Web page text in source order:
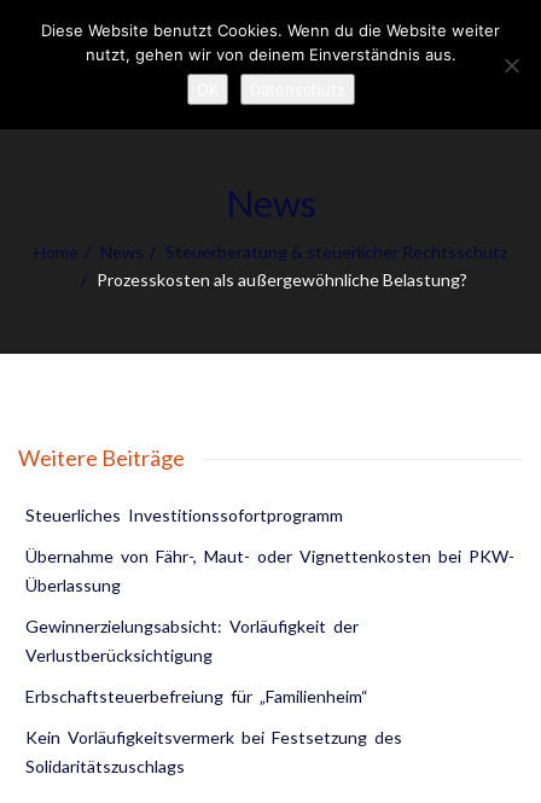
News
Home News
Steuerberatung & steuerlicher Rechtsschutz
Prozesskosten als außergewöhnliche Belastung?
Weitere Beiträge
Steuerliches Investitionssofortprogramm
Übernahme von Fähr-, Maut- oder Vignettenkosten bei PKW-
Überlassung
Gewinnerzielungsabsicht: Vorläufigkeit der
Verlustberücksichtigung
Erbschaftsteuerbefreiung für „Familienheim“
Kein Vorläufigkeitsvermerk bei Festsetzung des
Solidaritätszuschlags
Diese Website benutzt Cookies. Wenn du die Website weiter
nutzt, gehen wir von deinem Einverständnis aus.